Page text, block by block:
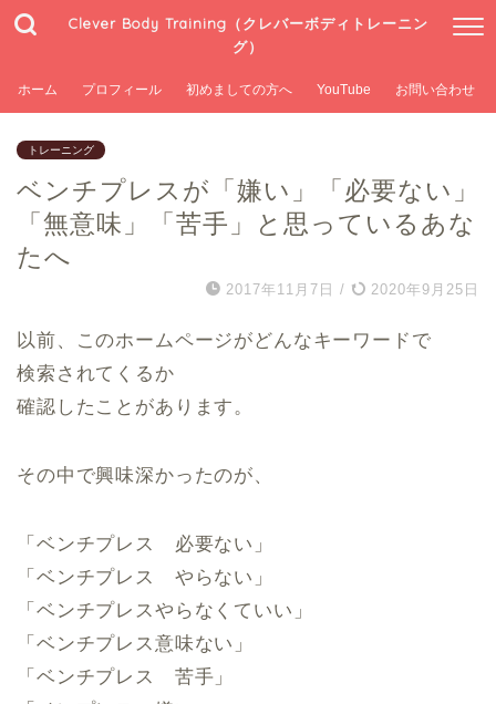
Clever Body Training（クレバーボディトレーニン
グ）
ホーム プロフィール 初めましての方へ YouTube お問い合わせ
トレーニング
ベンチプレスが「嫌い」「必要ない」
「無意味」「苦手」と思っているあな
たへ
2017年11月7日 / 2020年9月25日
以前、このホームページがどんなキーワードで
検索されてくるか
確認したことがあります。
その中で興味深かったのが、
「ベンチプレス 必要ない」
「ベンチプレス やらない」
「ベンチプレスやらなくていい」
「ベンチプレス意味ない」
「ベンチプレス 苦手」